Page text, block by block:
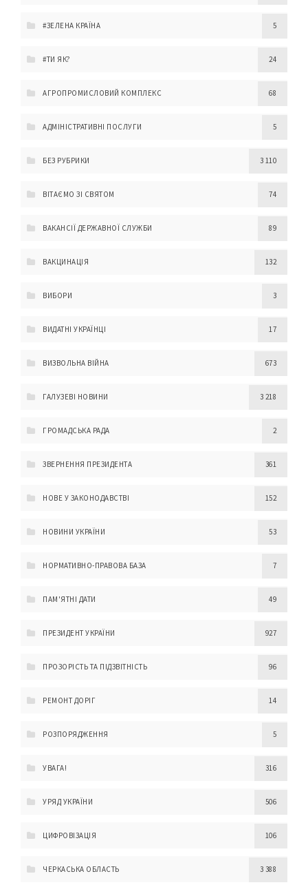
#ЗЕЛЕНА КРАЇНА 5
#ТИ ЯК? 24
АГРОПРОМИСЛОВИЙ КОМПЛЕКС 68
АДМІНІСТРАТИВНІ ПОСЛУГИ 5
БЕЗ РУБРИКИ 3 110
ВІТАЄМО ЗІ СВЯТОМ 74
ВАКАНСІЇ ДЕРЖАВНОЇ СЛУЖБИ 89
ВАКЦИНАЦІЯ 132
ВИБОРИ 3
ВИДАТНІ УКРАЇНЦІ 17
ВИЗВОЛЬНА ВІЙНА 673
ГАЛУЗЕВІ НОВИНИ 3 218
ГРОМАДСЬКА РАДА 2
ЗВЕРНЕННЯ ПРЕЗИДЕНТА 361
НОВЕ У ЗАКОНОДАВСТВІ 152
НОВИНИ УКРАЇНИ 53
НОРМАТИВНО-ПРАВОВА БАЗА 7
ПАМ'ЯТНІ ДАТИ 49
ПРЕЗИДЕНТ УКРАЇНИ 927
ПРОЗОРІСТЬ ТА ПІДЗВІТНІСТЬ 96
РЕМОНТ ДОРІГ 14
РОЗПОРЯДЖЕННЯ 5
УВАГА! 316
УРЯД УКРАЇНИ 506
ЦИФРОВІЗАЦІЯ 106
ЧЕРКАСЬКА ОБЛАСТЬ 3 388